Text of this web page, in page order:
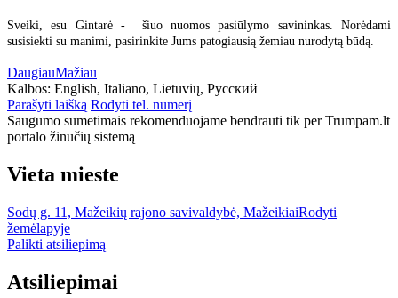
Sveiki, esu Gintarė - šiuo nuomos pasiūlymo savininkas. Norėdami
susisiekti su manimi, pasirinkite Jums patogiausią žemiau nurodytą būdą.
DaugiauMažiau
Kalbos: English, Italiano, Lietuvių, Русский
Parašyti laišką Rodyti tel. numerį
Saugumo sumetimais rekomenduojame bendrauti tik per Trumpam.lt
portalo žinučių sistemą
Vieta mieste
Sodų g. 11, Mažeikių rajono savivaldybė, MažeikiaiRodyti
žemėlapyje
Palikti atsiliepimą
Atsiliepimai